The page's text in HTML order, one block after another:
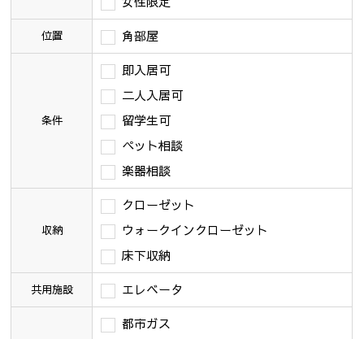
位置 角部屋
条件
即入居可
二人入居可
留学生可
ペット相談
楽器相談
収納
クローゼット
ウォークインクローゼット
床下収納
共用施設 エレベータ
都市ガス